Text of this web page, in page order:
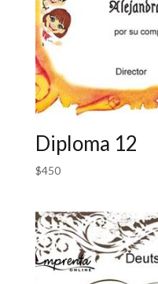
Diploma 12
$450